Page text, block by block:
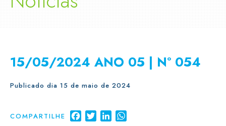
15/05/2024 ANO 05 | Nº 054
Publicado dia 15 de maio de 2024
COMPARTILHE FacebookTwitterLinkedIn